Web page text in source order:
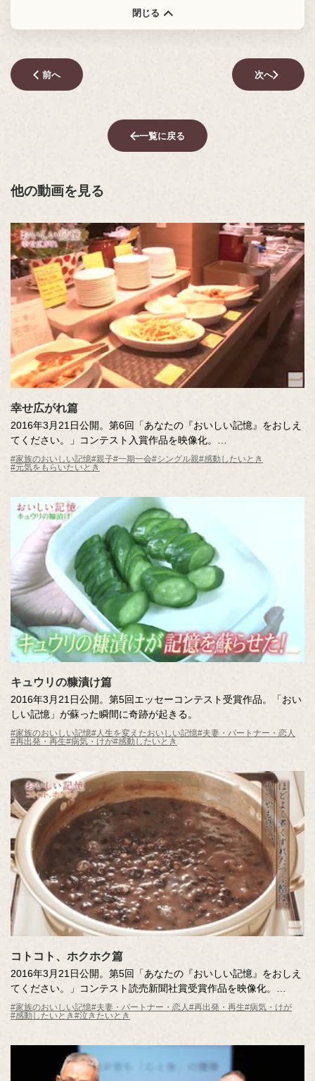
閉じる
前へ 次へ
一覧に戻る
他の動画を見る
幸せ広がれ篇
2016年3月21日公開。第6回「あなたの『おいしい記憶』をおしえ
てください。」コンテスト入賞作品を映像化。
一緒にいられる時間をどれだけ笑顔で過ごせるか。
#家族のおいしい記憶#親子#一期一会#シングル親#感動したいとき
#元気をもらいたいとき
キュウリの糠漬け篇
2016年3月21日公開。第5回エッセーコンテスト受賞作品。「おい
しい記憶」が蘇った瞬間に奇跡が起きる。
#家族のおいしい記憶#人生を変えたおいしい記憶#夫妻・パートナー・恋人
#再出発・再生#病気・けが#感動したいとき
コトコト、ホクホク篇
2016年3月21日公開。第5回「あなたの『おいしい記憶』をおしえ
てください。」コンテスト読売新聞社賞受賞作品を映像化。
妻が残した最後の料理。それは「おいしい記憶」だった。
#家族のおいしい記憶#夫妻・パートナー・恋人#再出発・再生#病気・けが
#感動したいとき#泣きたいとき